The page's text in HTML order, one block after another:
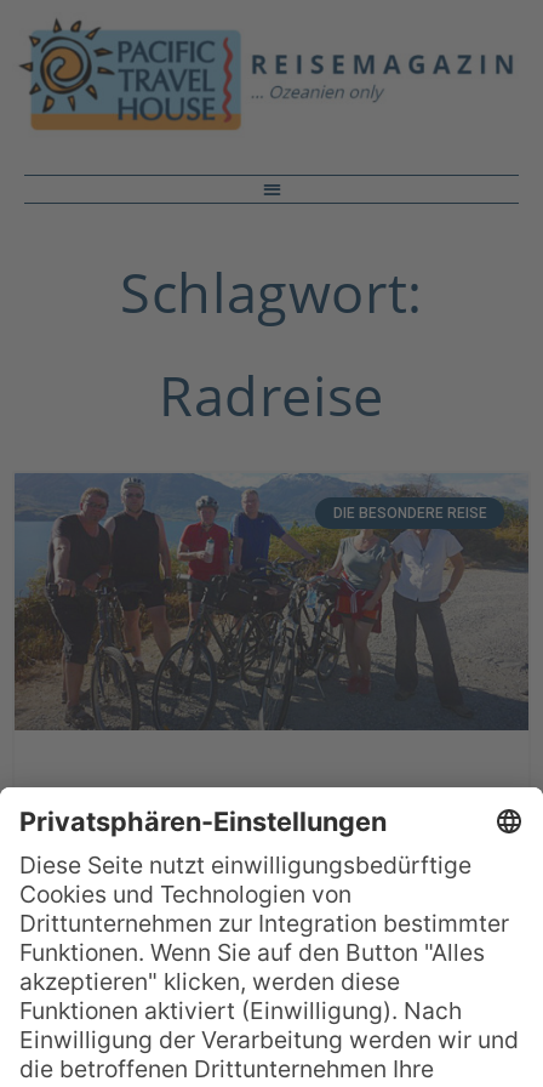
Schlagwort:
Radreise
DIE BESONDERE REISE
Rangi Rad- und Wanderreise
durch Neuseeland
Neuseeland gilt zu Recht als eines der
schönsten Länder der Erde und ist vor
allem bei Naturliebhabern und
Aktivurlaubern ein beliebtes Reiseziel. Die
Naturlandschaft Neuseelands ist in ihrer